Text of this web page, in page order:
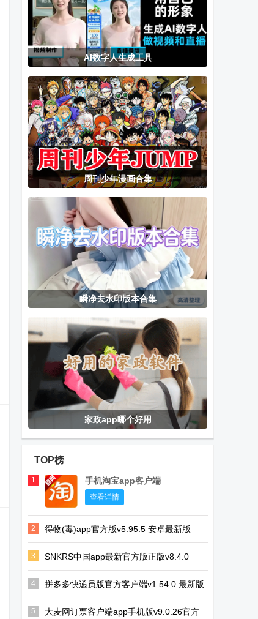
视版
app最新版
际版最新版
奇叶专业提词
器app
分身空间永久
会员版
AI数字人生成工具
周刊少年漫画合集
瞬净去水印版本合集
家政app哪个好用
TOP榜
1 手机淘宝app客户端
查看详情
2 得物(毒)app官方版v5.95.5 安卓最新版
3 SNKRS中国app最新官方版正版v8.4.0
4 拼多多快递员版官方客户端v1.54.0 最新版
5
大麦网订票客户端app手机版v9.0.26官方